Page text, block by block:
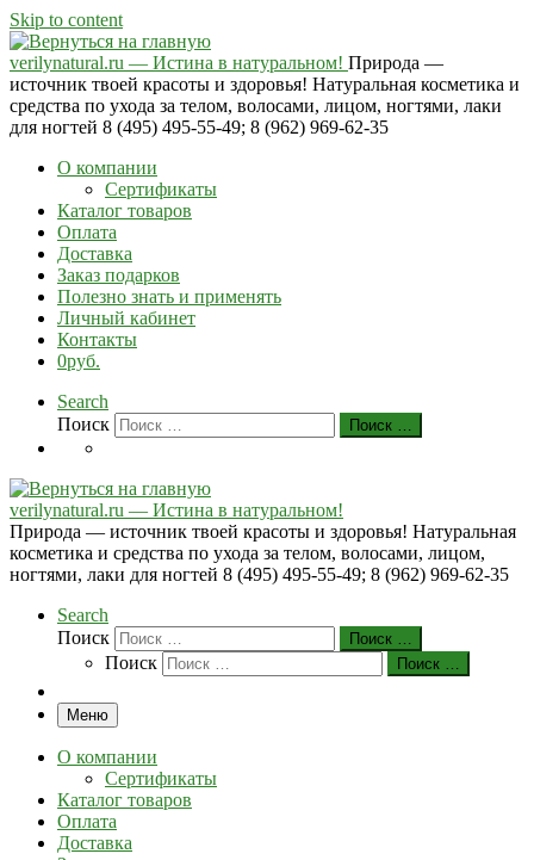
Skip to content
verilynatural.ru — Истина в натуральном! Природа —
источник твоей красоты и здоровья! Натуральная косметика и
средства по ухода за телом, волосами, лицом, ногтями, лаки
для ногтей 8 (495) 495-55-49; 8 (962) 969-62-35
О компании
Сертификаты
Каталог товаров
Оплата
Доставка
Заказ подарков
Полезно знать и применять
Личный кабинет
Контакты
0руб.
Search
Поиск
Поиск …
verilynatural.ru — Истина в натуральном!
Природа — источник твоей красоты и здоровья! Натуральная
косметика и средства по ухода за телом, волосами, лицом,
ногтями, лаки для ногтей 8 (495) 495-55-49; 8 (962) 969-62-35
Search
Поиск
Поиск …
Поиск Поиск …
Меню
О компании
Сертификаты
Каталог товаров
Оплата
Доставка